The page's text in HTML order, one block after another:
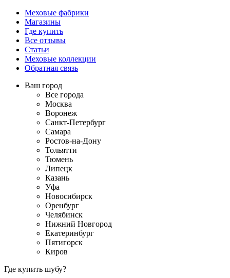
Меховые фабрики
Магазины
Где купить
Все отзывы
Статьи
Меховые коллекции
Обратная связь
Ваш город
Все города
Москва
Воронеж
Санкт-Петербург
Самара
Ростов-на-Дону
Тольятти
Тюмень
Липецк
Казань
Уфа
Новосибирск
Оренбург
Челябинск
Нижний Новгород
Екатеринбург
Пятигорск
Киров
Где купить шубу?